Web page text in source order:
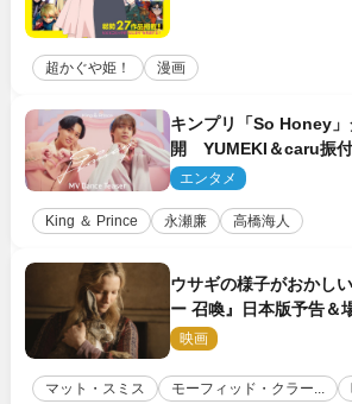
超かぐや姫！ 漫画
キンプリ「So Honey
開 YUMEKI＆caru振
エンタメ
King ＆ Prince 永瀬廉 高橋海人
ウサギの様子がおかし
ー 召喚』日本版予告＆
映画
マット・スミス モーフィッド・クラー...